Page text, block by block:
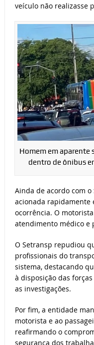
veículo não realizasse
Homem em aparente
dentro de ônibus
Ainda de acordo com
acionada rapidamente
ocorrência. O
atendimento médico e
O Setransp repudiou
profissionais do
sistema, destacando
à disposição das
as investigações.
Por fim, a entidade
motorista e ao
reafirmando o
segurança dos